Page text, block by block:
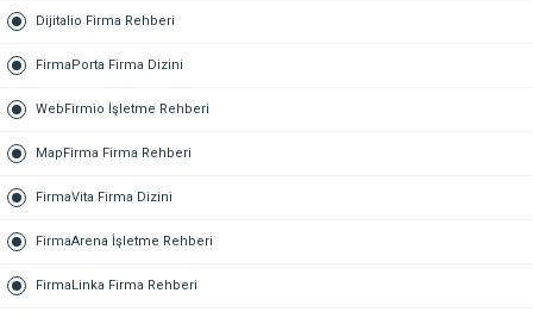
Dijitalio Firma Rehberi
FirmaPorta Firma Dizini
WebFirmio İşletme Rehberi
MapFirma Firma Rehberi
FirmaVita Firma Dizini
FirmaArena İşletme Rehberi
FirmaLinka Firma Rehberi